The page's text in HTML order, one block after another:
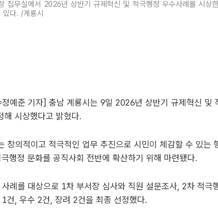
집무실에서 2026년 상반기 규제혁신 및 적극행정 우수사례를 시상
다. /계룡시
예준 기자] 충남 계룡시는 9일 2026년 상반기 규제혁신 및
해 시상했다고 밝혔다.
창의적이고 적극적인 업무 추진으로 시민이 체감할 수 있는
극행정 문화를 공직사회 전반에 확산하기 위해 마련됐다.
례를 대상으로 1차 부서장 심사와 직원 설문조사, 2차 적극
건, 우수 2건, 장려 2건을 최종 선정했다.